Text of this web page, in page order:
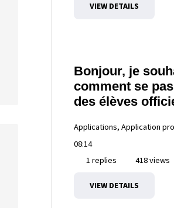
VIEW DETAILS
Bonjour, je
comment se
des élèves
Applications, Application
08:14
1 replies
418 views
VIEW DETAILS